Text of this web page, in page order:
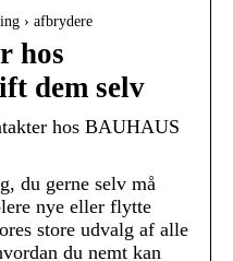
› afbrydere
hos
dem selv
hos BAUHAUS
du gerne selv må
nye eller flytte
store udvalg af alle
du nemt kan